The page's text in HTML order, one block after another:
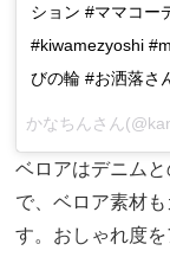
ション #ママコー
#kiwamezyoshi
びの輪 #お洒落さ
かなちんさん
ベロアはデニム
で、ベロア素材
す。おしゃれ度